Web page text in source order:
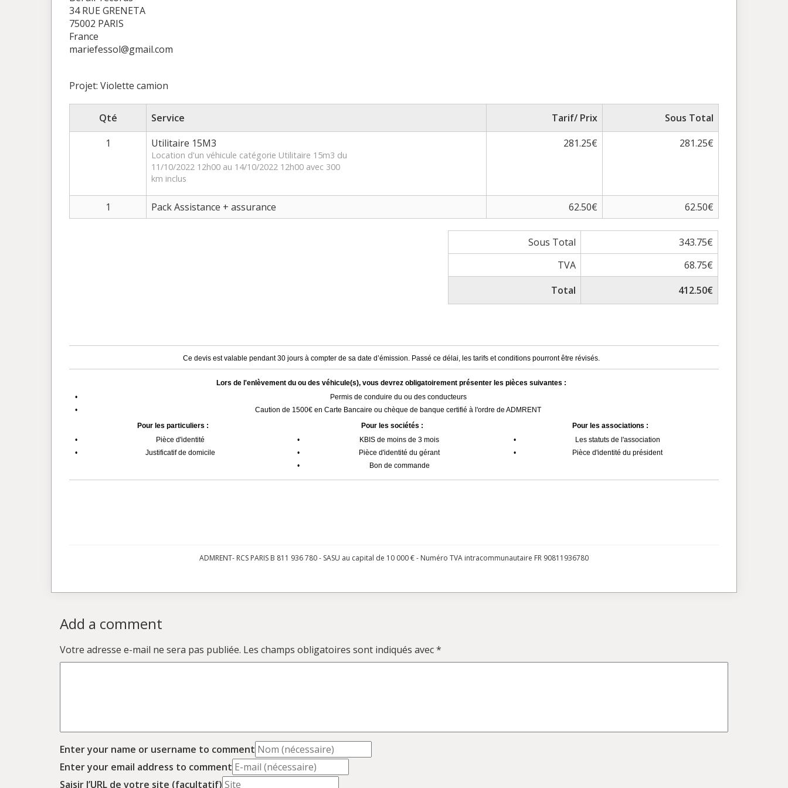
34 RUE GRENETA
75002 PARIS
France
mariefessol@gmail.com
Projet: Violette camion
Qté Service Tarif/ Prix
Sous Total
1
Utilitaire 15M3
Location d'un véhicule catégorie Utilitaire 15m3 du
11/10/2022 12h00 au 14/10/2022 12h00 avec 300
km inclus
281.25€ 281.25€
1 Pack Assistance + assurance 62.50€ 62.50€
Sous Total
343.75€
TVA
68.75€
Total
412.50€
Ce devis est valable pendant 30 jours à compter de sa date d’émission. Passé ce délai, les tarifs et conditions pourront être révisés.
Lors de l'enlèvement du ou des véhicule(s), vous devrez obligatoirement présenter les pièces suivantes :
•
Permis de conduire du ou des conducteurs
•
Caution de 1500€ en Carte Bancaire ou chèque de banque certifié à l'ordre de ADMRENT
Pour les particuliers :
•
Pièce d'identité
•
Justificatif de domicile
Pour les sociétés :
•
KBIS de moins de 3 mois
•
Pièce d'identité du gérant
•
Bon de commande
Pour les associations :
•
Les statuts de l'association
•
Pièce d'identité du président
ADMRENT- RCS PARIS B 811 936 780 - SASU au capital de 10 000 € - Numéro TVA intracommunautaire FR 90811936780
Add a comment
Votre adresse e-mail ne sera pas publiée. Les champs obligatoires sont indiqués avec*
Enter your name or username to comment
Enter your email address to comment
Saisir l’URL de votre site (facultatif)